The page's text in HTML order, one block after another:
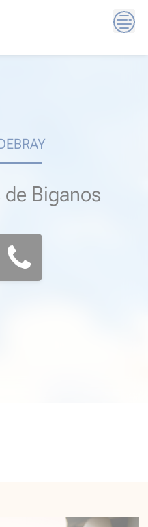
Biganos